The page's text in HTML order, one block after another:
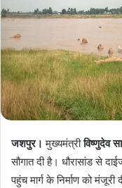
जशपुर। मुख्यमंत्रीविष्णुदेव
सौगात दी है। धौरासांड से
पहुंच मार्ग के निर्माण को